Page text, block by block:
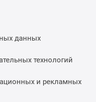
данных
технологий
и рекламных